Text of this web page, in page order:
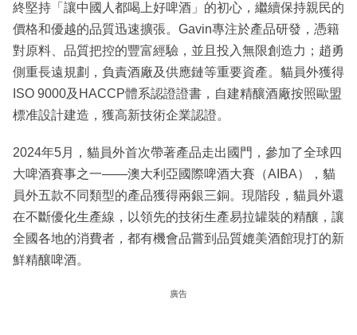
終堅持「讓中國人都喝上好啤酒」的初心，繼續保持親民的
價格和優越的品質迅速擴張。Gavin專注於產品研發，憑籍
對原料、品質把控的豐富經驗，並且投入無限創造力；趙勇
側重長遠規劃，負責酒廠及供應鏈等重要資產。貓員外獲得
ISO 9000及HACCP體系認證證書，自建精釀酒廠按照歐盟
標准設計建造，獲高新技術企業認證。
2024年5月，貓員外首次帶著產品走出國門，參加了全球四
大啤酒賽事之一——澳大利亞國際啤酒大賽（AIBA），貓
員外五款不同類型的產品獲得兩銀三銅。現階段，貓員外還
在不斷優化生產線，以領先的技術生產易拉罐裝的精釀，讓
全國各地的消費者，都有機會品嘗到品質媲美酒館現打的新
鮮精釀啤酒。
廣告